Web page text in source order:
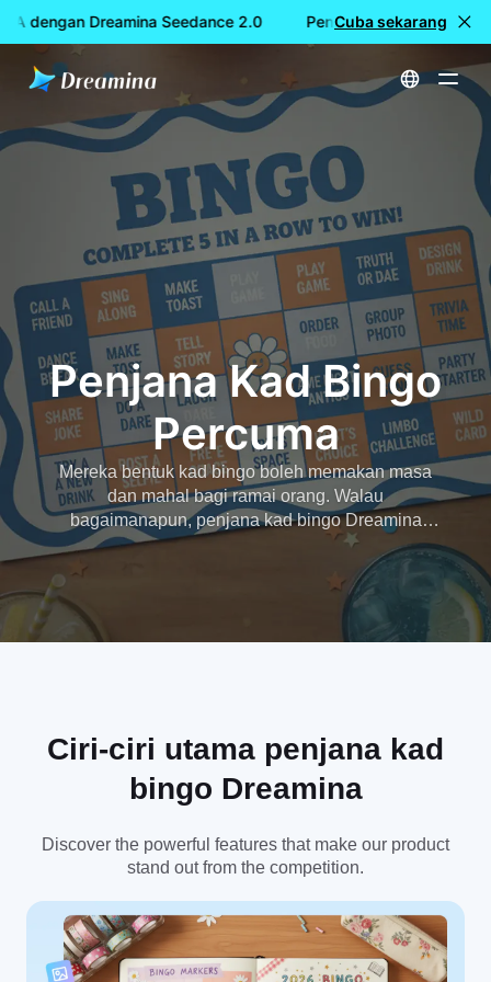
dengan Dreamina Seedance 2.0 Penciptaan video
Cuba sekarang
Utama Cipta Penjana Kad Bingo Percuma
Penjana Kad Bingo
Percuma
Mereka bentuk kad bingo boleh memakan masa
dan mahal bagi ramai orang. Walau
bagaimanapun, penjana kad bingo Dreamina
menjadikannya berpatutan dan cekap, menjimatkan
masa dan wang anda. Cubalah sekarang. Tiada
Ciri-ciri utama penjana kad
bingo Dreamina
Discover the powerful features that make our product
stand out from the competition.